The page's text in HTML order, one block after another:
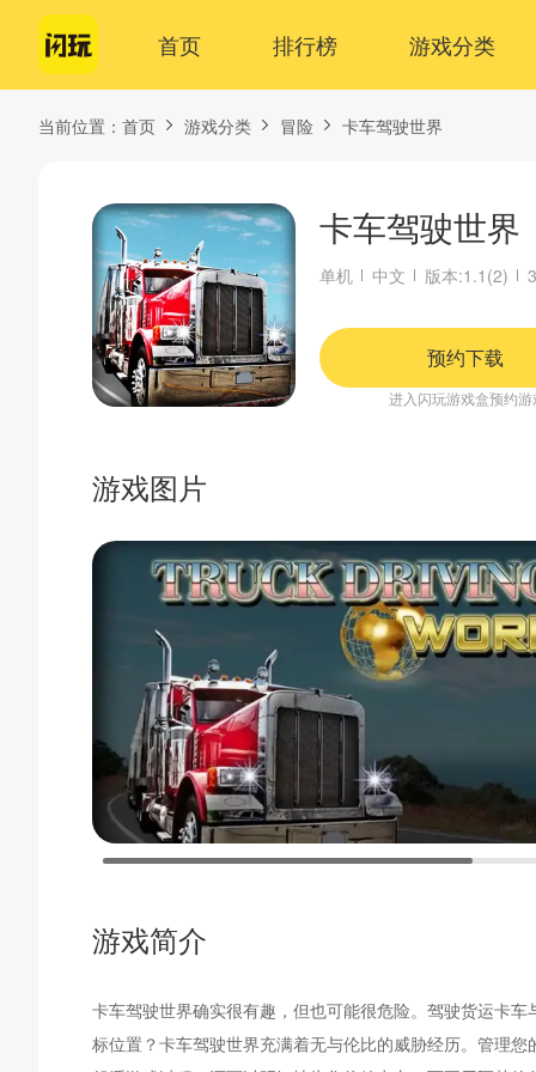
首页 排行榜 游戏分类
当前位置： 首页 游戏分类 冒险 卡车驾驶世界
卡车驾驶世界
单机 中文 版本:1.1(2)
预约下载
进入闪玩游戏盒预约游
游戏图片
游戏简介
卡车驾驶世界确实很有趣，但也可能很危险。驾驶货运卡
标位置？卡车驾驶世界充满着无与伦比的威胁经历。管理